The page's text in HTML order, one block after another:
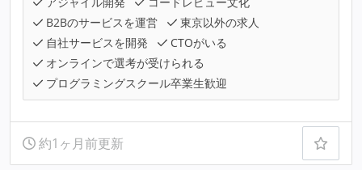
B2Bのサービスを運営
東京以外の求人
自社サービスを開発
CTOがいる
オンラインで選考が受けられる
プログラミングスクール卒業生歓迎
約1ヶ月前更新